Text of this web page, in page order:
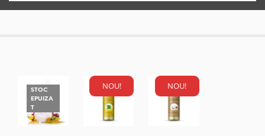
STOC
EPUIZA
T
NOU! NOU!